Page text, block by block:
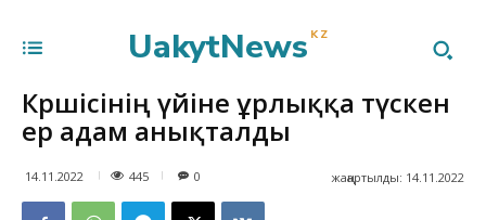
UakytNews KZ
Көршісінің үйіне ұрлыққа түскен
ер адам анықталды
14.11.2022 445 жаңартылды: 14.11.2022
0